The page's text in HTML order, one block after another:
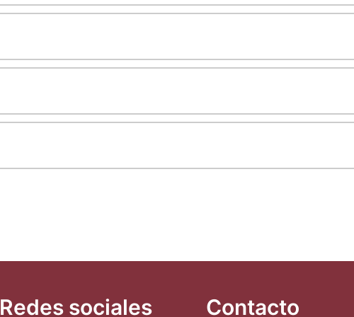
Redes sociales Contacto